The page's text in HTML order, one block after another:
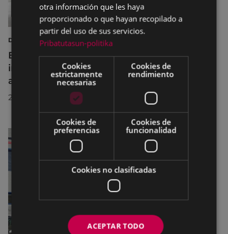
DEPORTES
Eibar adapta los horarios de sus
instalaciones deportivas durante el mes de
agosto para realizar mejoras
29/07/2026
otra información que les haya
proporcionado o que hayan recopilado a
partir del uso de sus servicios.
Pribatutasun-politika
Cookies
estrictamente
necesarias
Cookies de
rendimiento
Cookies de
preferencias
Cookies de
funcionalidad
Cookies no clasificadas
ACEPTAR TODO